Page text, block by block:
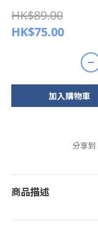
HK$89.00
HK$75.00
加入購物車
分享到
商品描述